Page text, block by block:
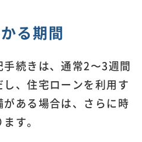
る期間
続きは、通常2〜3週間
、住宅ローンを利用す
ある場合は、さらに時
す。